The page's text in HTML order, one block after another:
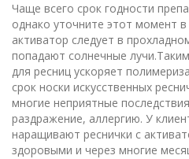
Чаще всего срок годности
однако уточните этот момент в
активатор следует в
попадают солнечные
для ресниц ускоряет
срок носки искусственных
многие неприятные
раздражение, аллергию. У
наращивают реснички с
здоровыми и через многие